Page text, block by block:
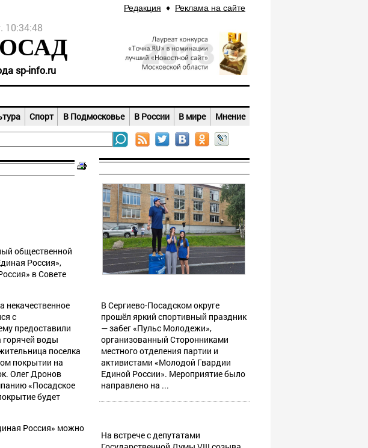
Редакция ♦ Реклама на сайте
10:34:49
sp-info.ru
Спорт В Подмосковье В России В мире Мнение
общественной
Россия»,
в Совете
с
предоставили
воды
поселка
покрытии на
Олег Дронов
«Посадское
будет
Россия» можно
В Сергиево-Посадском округе
прошёл яркий спортивный праздник
— забег «Пульс Молодежи»,
организованный Сторонниками
местного отделения партии и
активистами «Молодой Гвардии
Единой России». Мероприятие было
направлено на ...
На встрече с депутатами